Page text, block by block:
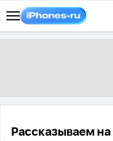
Рассказываем